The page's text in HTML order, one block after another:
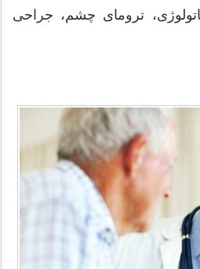
ترومای چشم، جراحی